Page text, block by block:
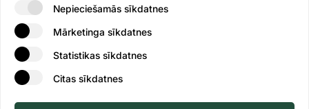
Nepieciešamās sīkdatnes
Mārketinga sīkdatnes
Statistikas sīkdatnes
Citas sīkdatnes